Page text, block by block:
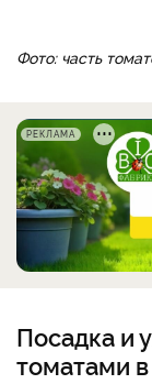
Фото: часть
РЕКЛАМА
Посадка и
томатами